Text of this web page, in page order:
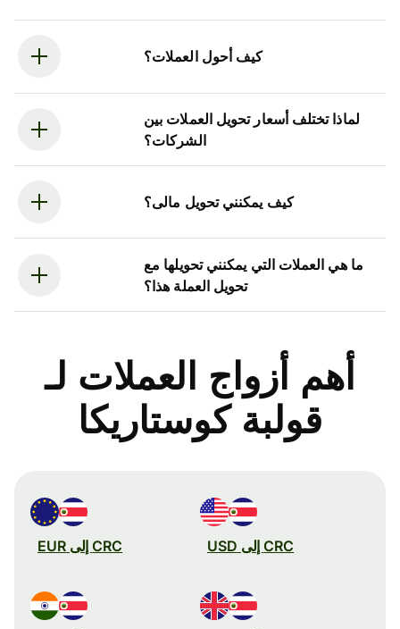
كيف أحول العملات؟
لماذا تختلف أسعار تحويل العملات بين
الشركات؟
كيف يمكنني تحويل مالى؟
ما هي العملات التي يمكنني تحويلها مع
تحويل العملة هذا؟
أهم أزواج العملات لـ
قولبة كوستاريكا
CRC إلى USD CRC إلى EUR